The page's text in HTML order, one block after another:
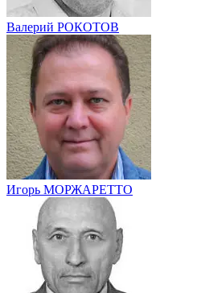
Валерий РОКОТОВ
Игорь МОРЖАРЕТТО